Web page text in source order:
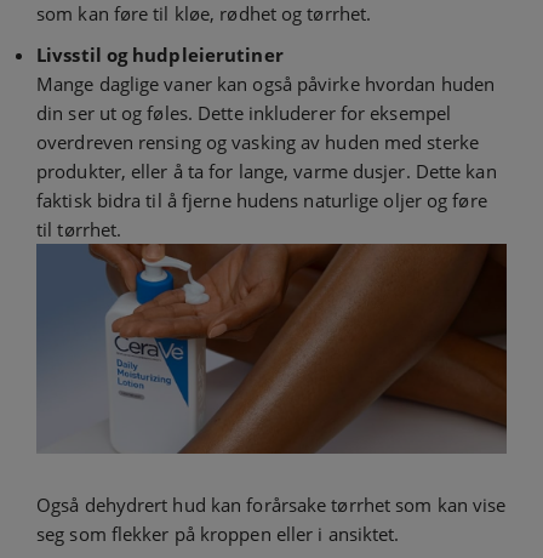
som kan føre til kløe, rødhet og tørrhet.
Livsstil og hudpleierutiner
Mange daglige vaner kan også påvirke hvordan huden
din ser ut og føles. Dette inkluderer for eksempel
overdreven rensing og vasking av huden med sterke
produkter, eller å ta for lange, varme dusjer. Dette kan
faktisk bidra til å fjerne hudens naturlige oljer og føre
til tørrhet.
Også dehydrert hud kan forårsake tørrhet som kan vise
seg som flekker på kroppen eller i ansiktet.